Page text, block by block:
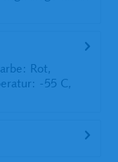
Rot,
-55 C,